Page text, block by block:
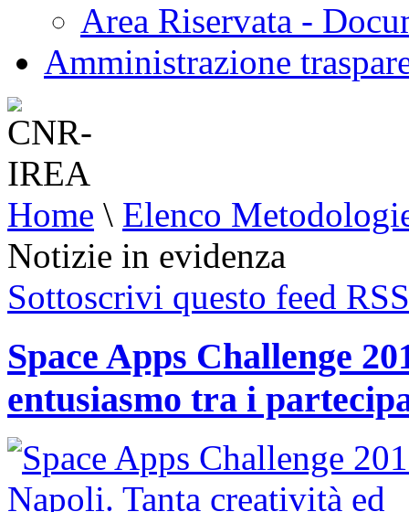
Area Riservata -
Amministrazione
Home \ Elenco
Notizie in evidenza
Sottoscrivi questo feed RSS
Space Apps Challenge
entusiasmo tra i